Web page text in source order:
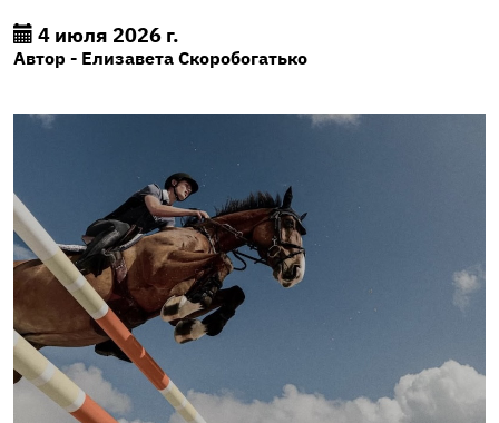
4 июля 2026 г.
Автор - Елизавета Скоробогатько